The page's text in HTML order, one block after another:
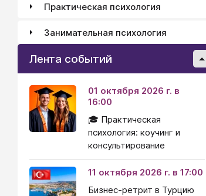
Практическая психология
Занимательная психология
Лента событий
01 октября 2026 г. в
16:00
🎓 Практическая
психология: коучинг и
консультирование
11 октября 2026 г. в 17:00
Бизнес-ретрит в Турцию